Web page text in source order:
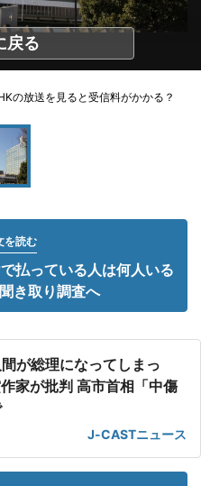
戻る
の放送を見ると受信料がかかる？
を読む
払っている人は何人いる
き取り調査へ
間が総理になってしまっ
家が批判 高市首相「中傷
J-CASTニュース